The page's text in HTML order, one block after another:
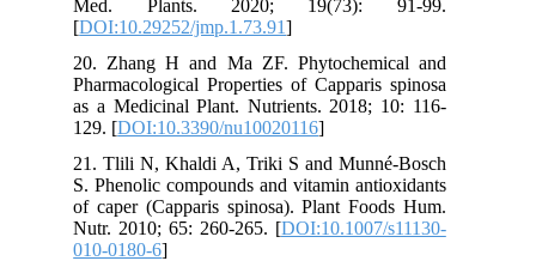
Med. Plants. 2020; 19(73): 91-99.
[DOI:10.29252/jmp.1.73.91
20. Zhang H and Ma ZF. Phytochemical and
Pharmacological Properties of Capparis spinosa
as a Medicinal Plant. Nutrients. 2018; 10: 116-
129. [DOI:10.3390/nu10020116
21. Tlili N, Khaldi A, Triki S and Munné-Bosch
S. Phenolic compounds and vitamin antioxidants
of caper (Capparis spinosa). Plant Foods Hum.
Nutr. 2010; 65: 260-265. [DOI:10.1007/s11130-
010-0180-6